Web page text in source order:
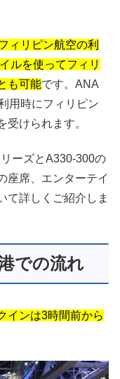
ィリピン航空の利
ルを使ってフィリ
も可能です。ANA
用時にフィリピン
けられます。
ーズとA330-300の
座席、エンターテイ
て詳しくご紹介しま
での流れ
インは3時間前から